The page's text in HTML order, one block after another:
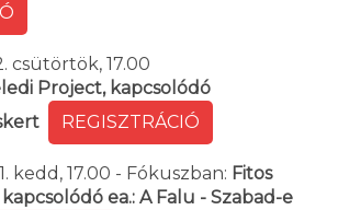
csütörtök, 17.00
Project, kapcsolódó
REGISZTRÁCIÓ
kedd, 17.00 - Fókuszban: Fitos
ea.: A Falu - Szabad-e